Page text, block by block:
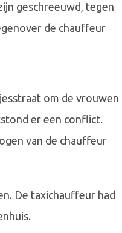
geschreeuwd, tegen
de chauffeur
om de vrouwen
er een conflict.
van de chauffeur
De taxichauffeur had